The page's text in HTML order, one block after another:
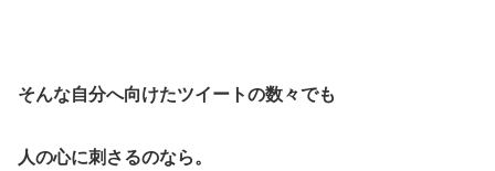
そんな自分へ向けたツイートの数々でも
人の心に刺さるのなら。